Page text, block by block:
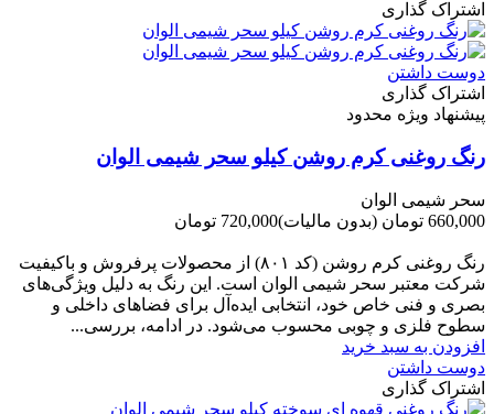
اشتراک گذاری
دوست داشتن
اشتراک گذاری
پیشنهاد ویژه محدود
رنگ روغنی کرم روشن کیلو سحر شیمی الوان
سحر شیمی الوان
660,000 تومان
(بدون مالیات)720,000 تومان
رنگ روغنی کرم روشن (کد ۸۰۱) از محصولات پرفروش و باکیفیت
شرکت‌ معتبر سحر شیمی الوان است. این رنگ به دلیل ویژگی‌های
بصری و فنی خاص خود، انتخابی ایده‌آل برای فضاهای داخلی و
سطوح فلزی و چوبی محسوب می‌شود. در ادامه، بررسی...
افزودن به سبد خرید
دوست داشتن
اشتراک گذاری